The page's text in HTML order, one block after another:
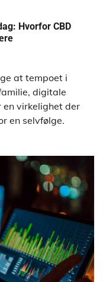
Hvorfor CBD
at tempoet i
digitale
en virkelighet der
en selvfølge.